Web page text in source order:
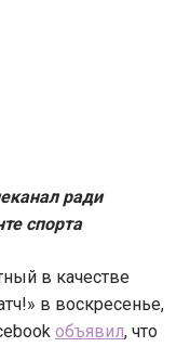
ради
спорта
в качестве
в воскресенье,
объявил, что